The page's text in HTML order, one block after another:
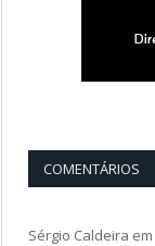
COMENTÁRIOS
Sérgio Caldeira em